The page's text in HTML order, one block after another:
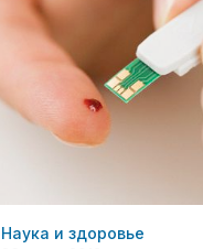
художника Юрия
Наука и здоровье